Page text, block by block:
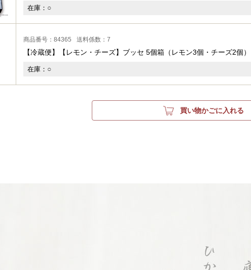
在庫： ○
商品番号：84365 送料係数：7
【冷蔵便】【レモン・チーズ】ブッセ 5個箱 （レモン3個・チーズ2個）
在庫： ○
買い物かごに入れる